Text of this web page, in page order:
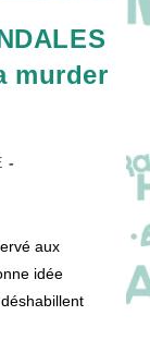
murder
aux
idée